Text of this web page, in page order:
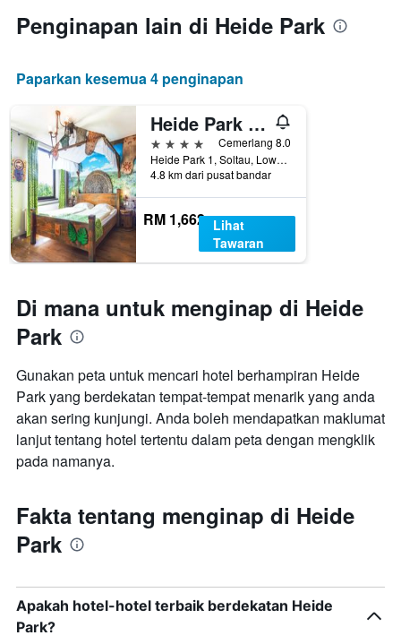
Penginapan lain di Heide Park
Paparkan kesemua 4 penginapan
Heide Park Abenteuerhotel
4 bintang
Cemerlang 8.0
Heide Park 1, Soltau, Lower Saxony, Jerman
4.8 km dari pusat bandar
RM 1,662 Lihat
Tawaran
Di mana untuk menginap di Heide
Park
Gunakan peta untuk mencari hotel berhampiran Heide
Park yang berdekatan tempat-tempat menarik yang anda
akan sering kunjungi. Anda boleh mendapatkan maklumat
lanjut tentang hotel tertentu dalam peta dengan mengklik
pada namanya.
Fakta tentang menginap di Heide
Park
Apakah hotel-hotel terbaik berdekatan Heide
Park?